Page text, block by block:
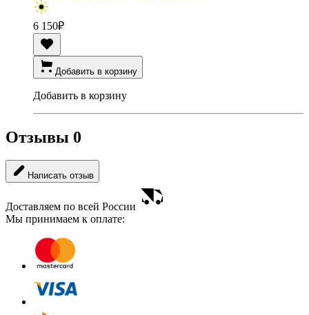
6 150₽
Добавить в корзину
Добавить в корзину
Отзывы 0
Написать отзыв
Доставляем по всей России
Мы принимаем к оплате: